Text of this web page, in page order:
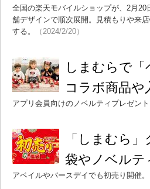
全国の楽天モバイルショップが、2月
舗デザインで順次展開。見積もりや来
する。
（2024/2/20）
しまむらで
コラボ商品や
アプリ会員向けのノベルティプレゼント
「しまむら
袋やノベルテ
アベイルやバースデイでも初売り開催。